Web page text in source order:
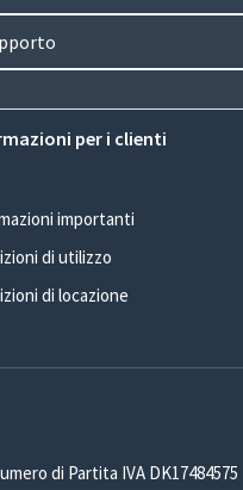
per i clienti
importanti
di utilizzo
di locazione
di Partita IVA DK17484575